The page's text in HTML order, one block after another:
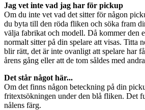
Jag vet inte vad jag har för pickup
Om du inte vet vad det sitter för någon
du byta till den röda fliken och söka fram
välja fabrikat och modell. Då kommer den
normalt sitter på din spelare att visas. Titta
blir rätt, det är inte ovanligt att spelare har
årens gång eller att de tom såldes med
Det står något här...
Om det finns någon beteckning på din
fritextsökningen under den blå fliken. Det
nålens färg.